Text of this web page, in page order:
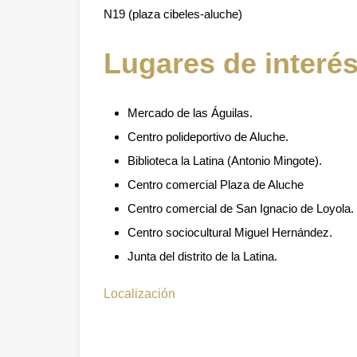
N19 (plaza cibeles-aluche)
Lugares de
Mercado de las Águilas.
Centro polideportivo de Aluche.
Biblioteca la Latina (Antonio Mingote).
Centro comercial Plaza de Aluche
Centro comercial de San Ignacio de Loyola.
Centro sociocultural Miguel Hernández.
Junta del distrito de la Latina.
Localización